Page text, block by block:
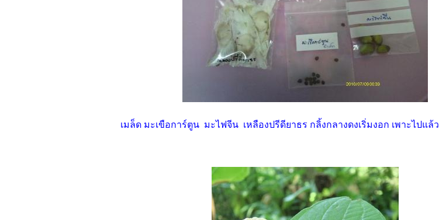
เมล็ด มะเขือการ์ตูน มะไฟจีน เหลืองปรีดียาธร กลิ้งกลางดงเริ่มงอก เพาะไปแล้ว